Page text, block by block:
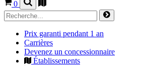
0
Prix garanti pendant 1 an
Carrières
Devenez un concessionnaire
Établissements